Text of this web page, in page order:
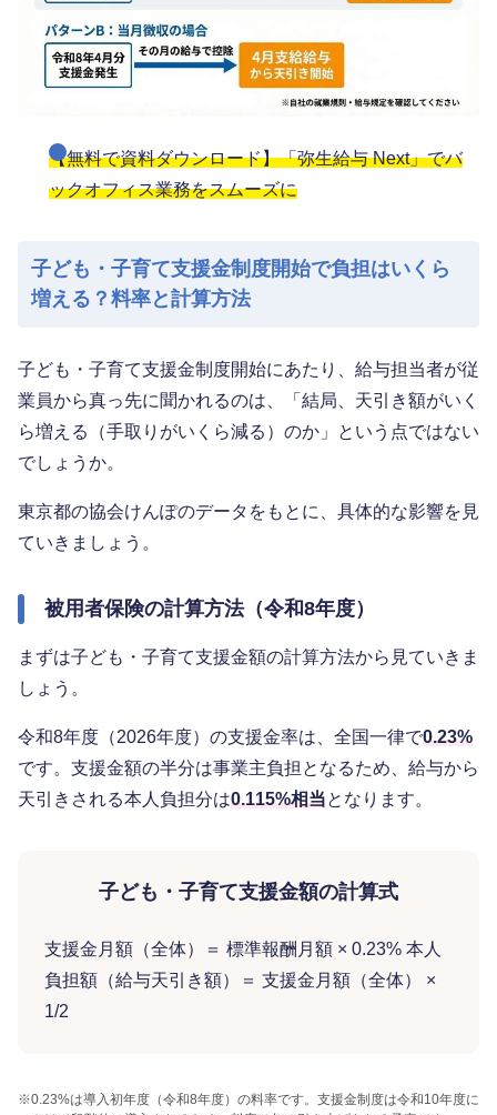
【無料で資料ダウンロード】「弥生給与 Next」でバ
ックオフィス業務をスムーズに
子ども・子育て支援金制度開始で負担はいくら
増える？料率と計算方法
子ども・子育て支援金制度開始にあたり、給与担当者が従
業員から真っ先に聞かれるのは、「結局、天引き額がいく
ら増える（手取りがいくら減る）のか」という点ではない
でしょうか。
東京都の協会けんぽのデータをもとに、具体的な影響を見
ていきましょう。
被用者保険の計算方法（令和8年度）
まずは子ども・子育て支援金額の計算方法から見ていきま
しょう。
令和8年度（2026年度）の支援金率は、全国一律で0.23%
です。支援金額の半分は事業主負担となるため、給与から
天引きされる本人負担分は0.115%相当となります。
子ども・子育て支援金額の計算式
支援金月額（全体）＝ 標準報酬月額 × 0.23% 本人
負担額（給与天引き額）＝ 支援金月額（全体） ×
1/2
※0.23%は導入初年度（令和8年度）の料率です。支援金制度は令和10年度に